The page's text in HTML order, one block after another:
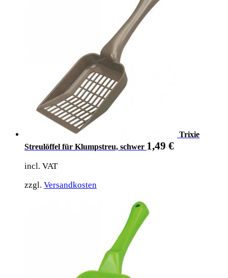
Trixie
Streulöffel für Klumpstreu, schwer 1,49 €
incl. VAT
zzgl. Versandkosten